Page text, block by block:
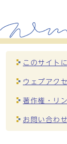
このサイト
ウェブアク
著作権・リ
お問い合わ